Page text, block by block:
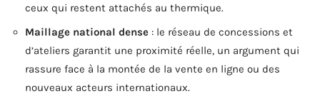
ceux qui restent attachés au thermique.
Maillage national dense : le réseau de concessions et
d’ateliers garantit une proximité réelle, un argument qui
rassure face à la montée de la vente en ligne ou des
nouveaux acteurs internationaux.